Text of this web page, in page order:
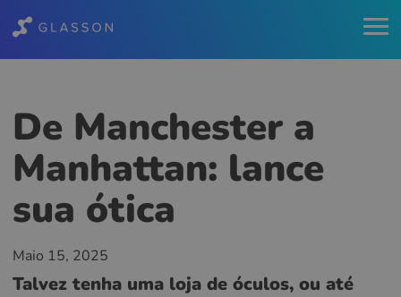
De Manchester a
Manhattan: lance
sua ótica
Maio 15, 2025
Talvez tenha uma loja de óculos, ou até